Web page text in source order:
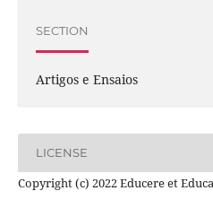
SECTION
Artigos e Ensaios
LICENSE
Copyright (c) 2022 Educere et